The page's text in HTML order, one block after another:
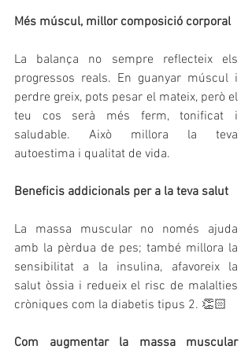
Més múscul, millor composició corporal
La balança no sempre reflecteix els
progressos reals. En guanyar múscul i
perdre greix, pots pesar el mateix, però el
teu cos serà més ferm, tonificat i
saludable. Això millora la teva
autoestima i qualitat de vida.
Beneficis addicionals per a la teva salut
La massa muscular no només ajuda
amb la pèrdua de pes; també millora la
sensibilitat a la insulina, afavoreix la
salut òssia i redueix el risc de malalties
cròniques com la diabetis tipus 2. 👏🏻
Com augmentar la massa muscular